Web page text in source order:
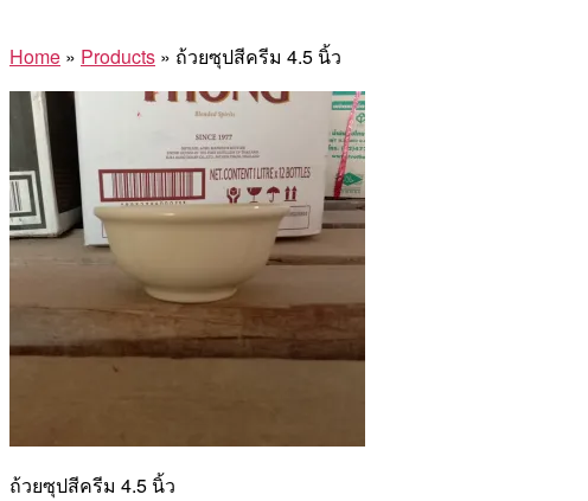
Home » Products » ถ้วยซุปสีครีม 4.5 นิ้ว
ถ้วยซุปสีครีม 4.5 นิ้ว